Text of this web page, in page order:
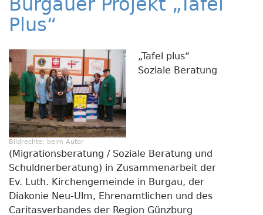
Plus“
Bildrechte: beim Autor
„Tafel plus“
Soziale Beratung
(Migrationsberatung / Soziale Beratung und
Schuldnerberatung) in Zusammenarbeit der
Ev. Luth. Kirchengemeinde in Burgau, der
Diakonie Neu-Ulm, Ehrenamtlichen und des
Caritasverbandes der Region Günzburg